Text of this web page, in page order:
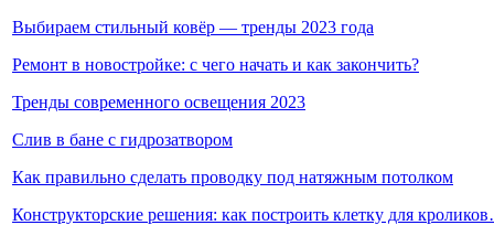
Выбираем стильный ковёр — тренды 2023 года
Ремонт в новостройке: с чего начать и как закончить?
Тренды современного освещения 2023
Слив в бане с гидрозатвором
Как правильно сделать проводку под натяжным потолком
Конструкторские решения: как построить клетку для